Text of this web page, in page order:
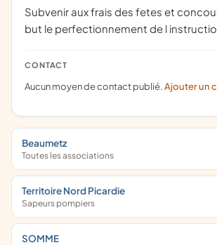
subvenir aux frais des fetes et concours ayant pour
but le perfectionnement de l
CONTACT
Aucun moyen de contact publié.Ajouter un
Beaumetz
Toutes les associations
Territoire Nord Picardie
Sapeurs pompiers
SOMME